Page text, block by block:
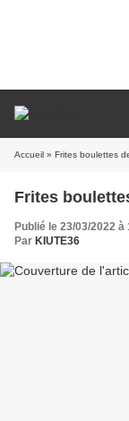
Accueil » Frites boulettes
Frites
Publié le 23/03/2022 à
Par KIUTE36